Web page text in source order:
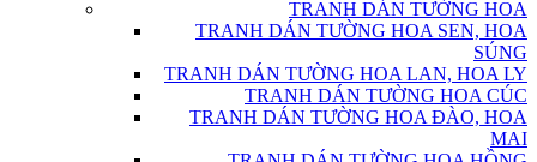
TRANH DÁN TƯỜNG HOA
TRANH DÁN TƯỜNG HOA SEN, HOA
SÚNG
TRANH DÁN TƯỜNG HOA LAN, HOA LY
TRANH DÁN TƯỜNG HOA CÚC
TRANH DÁN TƯỜNG HOA ĐÀO, HOA
MAI